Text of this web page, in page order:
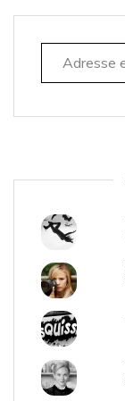
a
n
Adresse e-mail